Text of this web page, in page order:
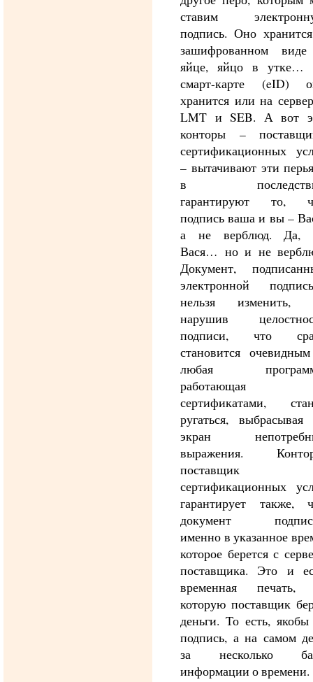
ставим
подпись. Оно
зашифрованном
яйце, яйцо в утке…
смарт-карте (eID)
хранится или на
LMT и SEB. А вот
конторы –
сертификационных
– вытачивают эти
в
гарантируют то,
подпись ваша и вы –
а не верблюд. Да,
Вася… но и не
Документ,
электронной
нельзя изменить,
нарушив
подписи, что
становится
любая
работающая
сертификатами,
ругаться, выбрасывая
экран
выражения.
поставщик
сертификационных
гарантирует также,
документ
именно в указанное
которое берется с
поставщика. Это и
временная печать,
которую поставщик
деньги. То есть, якобы
подпись, а на самом
за несколько
информации о времени.